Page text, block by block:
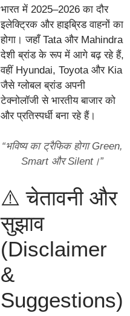
भारत में 2025–2026 का दौर
इलेक्ट्रिक और हाइब्रिड वाहनों का
होगा। जहाँ Tata और Mahindra
देशी ब्रांड के रूप में आगे बढ़ रहे हैं,
वहीं Hyundai, Toyota और Kia
जैसे ग्लोबल ब्रांड अपनी
टेक्नोलॉजी से भारतीय बाजार को
और प्रतिस्पर्धी बना रहे हैं।
“भविष्य का ट्रैफिक होगा Green,
Smart और Silent।”
⚠️ चेतावनी और
सुझाव
(Disclaimer
&
Suggestions)